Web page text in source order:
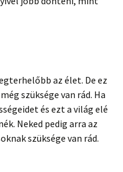
az élet. De ez
szüksége van rád. Ha
és ezt a világ elé
Neked pedig arra az
szüksége van rád.